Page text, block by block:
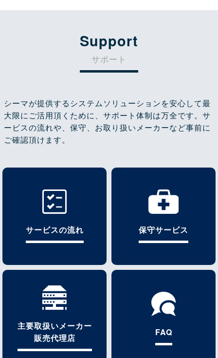
Support
サポート
シーマが提供するシステムソリューションを安心して最
大限にご活用頂くために、サポート体制は万全です。サ
ービスの流れや、保守、お取り扱いメーカーなど事前に
ご確認頂けます。
サービスの流れ 保守サービス
主要取扱いメーカー
販売代理店
FAQ